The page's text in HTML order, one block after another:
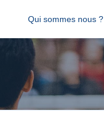
Qui sommes nous ?